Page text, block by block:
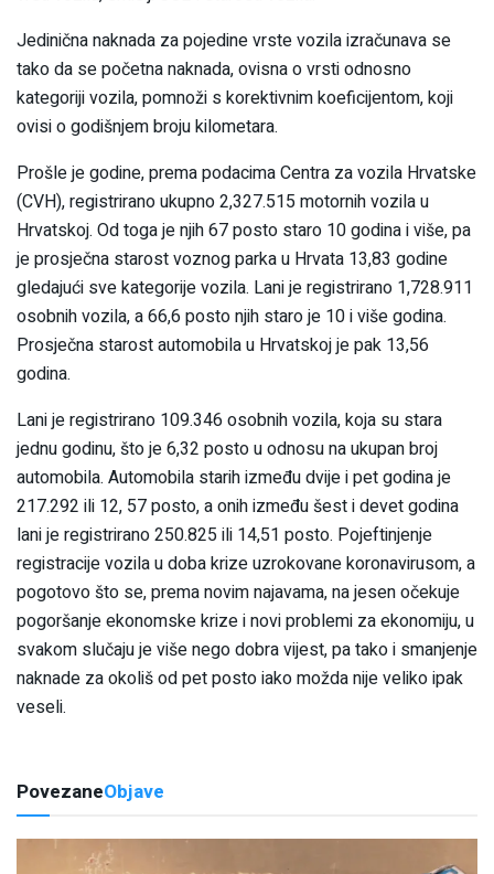
Jedinična naknada za pojedine vrste vozila izračunava se
tako da se početna naknada, ovisna o vrsti odnosno
kategoriji vozila, pomnoži s korektivnim koeficijentom, koji
ovisi o godišnjem broju kilometara.
Prošle je godine, prema podacima Centra za vozila Hrvatske
(CVH), registrirano ukupno 2,327.515 motornih vozila u
Hrvatskoj. Od toga je njih 67 posto staro 10 godina i više, pa
je prosječna starost voznog parka u Hrvata 13,83 godine
gledajući sve kategorije vozila. Lani je registrirano 1,728.911
osobnih vozila, a 66,6 posto njih staro je 10 i više godina.
Prosječna starost automobila u Hrvatskoj je pak 13,56
godina.
Lani je registrirano 109.346 osobnih vozila, koja su stara
jednu godinu, što je 6,32 posto u odnosu na ukupan broj
automobila. Automobila starih između dvije i pet godina je
217.292 ili 12, 57 posto, a onih između šest i devet godina
lani je registrirano 250.825 ili 14,51 posto. Pojeftinjenje
registracije vozila u doba krize uzrokovane koronavirusom, a
pogotovo što se, prema novim najavama, na jesen očekuje
pogoršanje ekonomske krize i novi problemi za ekonomiju, u
svakom slučaju je više nego dobra vijest, pa tako i smanjenje
naknade za okoliš od pet posto iako možda nije veliko ipak
veseli.
PovezaneObjave